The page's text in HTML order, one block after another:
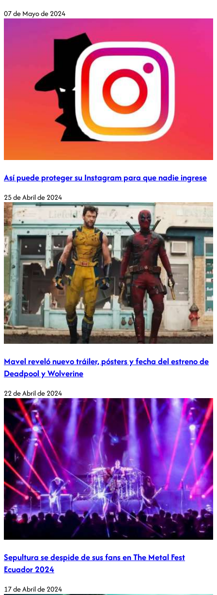
07 de Mayo de 2024
Así puede proteger su Instagram para que nadie ingrese
25 de Abril de 2024
Mavel reveló nuevo tráiler, pósters y fecha del estreno de
Deadpool y Wolverine
22 de Abril de 2024
Sepultura se despide de sus fans en The Metal Fest
Ecuador 2024
17 de Abril de 2024